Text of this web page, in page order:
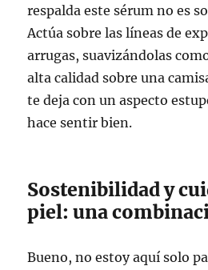
respalda este sérum no es
Actúa sobre las líneas de
arrugas, suavizándolas
alta calidad sobre una
te deja con un aspecto
hace sentir bien.
Sostenibilidad y
piel: una
Bueno, no estoy aquí solo